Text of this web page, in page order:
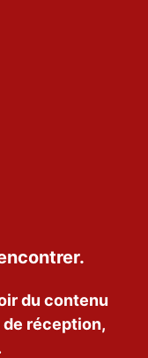
du contenu
réception,